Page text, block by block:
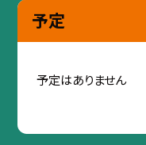
予定
予定はありません